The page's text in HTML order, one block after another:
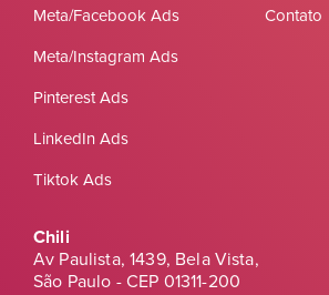
Meta/Facebook Ads
Meta/Instagram Ads
Pinterest Ads
LinkedIn Ads
Tiktok Ads
Contato
Chili
Av Paulista, 1439, Bela Vista,
São Paulo - CEP 01311-200